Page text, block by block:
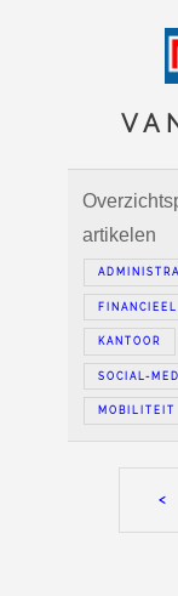
artikelen
FINANCIEEL
KANTOOR
SOCIAL-
MOBILITEIT
<